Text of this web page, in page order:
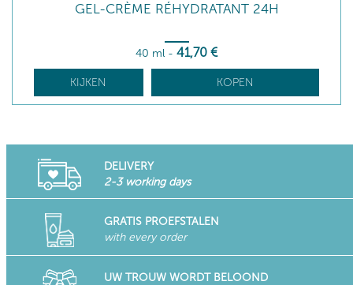
GEL-CRÈME RÉHYDRATANT 24H
40 ml - 41,70 €
KIJKEN KOPEN
DELIVERY
2-3 working days
GRATIS PROEFSTALEN
with every order
UW TROUW WORDT BELOOND